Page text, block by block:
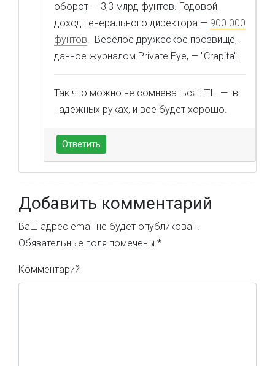
оборот — 3,3 млрд фунтов. Годовой
доход генерального директора — 900 000
фунтов. Веселое дружеское прозвище,
данное журналом Private Eye, — "Crapita".
Так что можно не сомневаться: ITIL — в
надежных руках, и все будет хорошо.
Ответить
Добавить комментарий
Ваш адрес email не будет опубликован.
Обязательные поля помечены *
Комментарий